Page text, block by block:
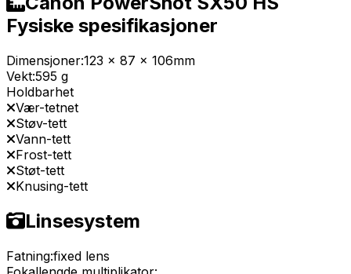
Fysiske spesifikasjoner
Dimensjoner:123 x 87 x 106mm
Vekt:595 g
Holdbarhet
Vær-tetnet
Støv-tett
Vann-tett
Frost-tett
Støt-tett
Knusing-tett
Linsesystem
Fatning:fixed lens